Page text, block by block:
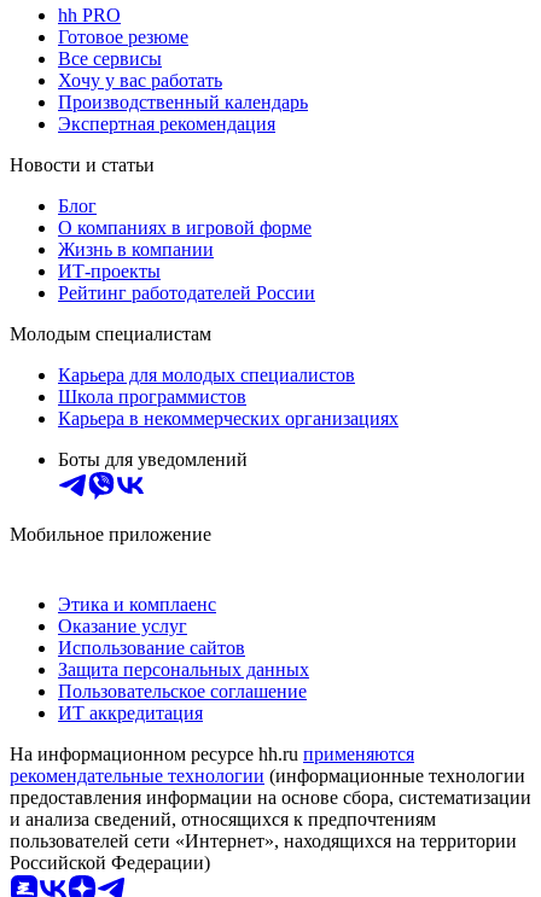
hh PRO
Готовое резюме
Все сервисы
Хочу у вас работать
Производственный календарь
Экспертная рекомендация
Новости и статьи
Блог
О компаниях в игровой форме
Жизнь в компании
ИТ-проекты
Рейтинг работодателей России
Молодым специалистам
Карьера для молодых специалистов
Школа программистов
Карьера в некоммерческих организациях
Боты для уведомлений
Мобильное приложение
Этика и комплаенс
Оказание услуг
Использование сайтов
Защита персональных данных
Пользовательское соглашение
ИТ аккредитация
На информационном ресурсе hh.ru применяются
рекомендательные технологии (информационные технологии
предоставления информации на основе сбора, систематизации
и анализа сведений, относящихся к предпочтениям
пользователей сети «Интернет», находящихся на территории
Российской Федерации)